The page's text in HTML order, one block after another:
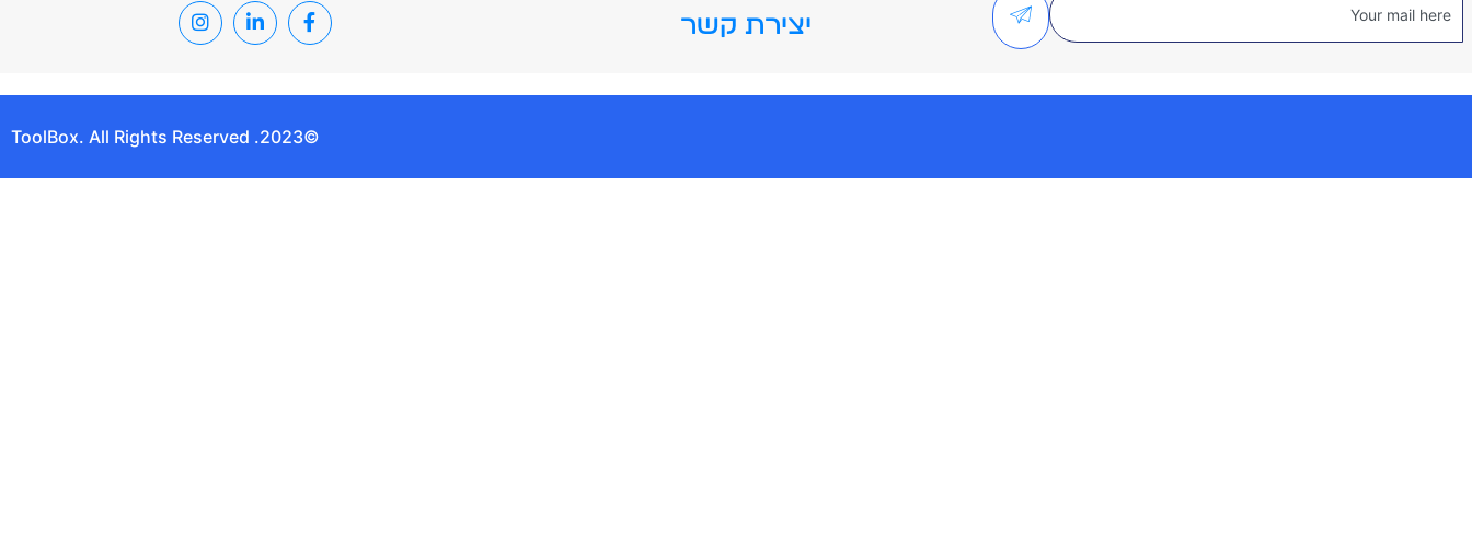
יצירת קשר
©2023. ToolBox. All Rights Reserved